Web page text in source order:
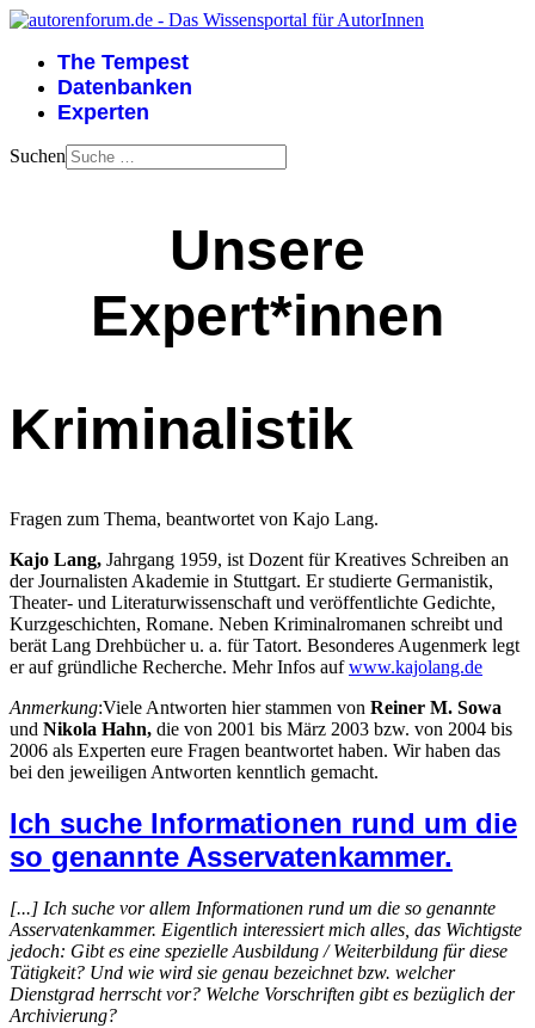
The Tempest
Datenbanken
Experten
Suchen
Unsere
Expert*innen
Kriminalistik
Fragen zum Thema, beantwortet von Kajo Lang.
Kajo Lang, Jahrgang 1959, ist Dozent für Kreatives Schreiben an
der Journalisten Akademie in Stuttgart. Er studierte Germanistik,
Theater- und Literaturwissenschaft und veröffentlichte Gedichte,
Kurzgeschichten, Romane. Neben Kriminalromanen schreibt und
berät Lang Drehbücher u. a. für Tatort. Besonderes Augenmerk legt
er auf gründliche Recherche. Mehr Infos aufwww.kajolang.de
Anmerkung:Viele Antworten hier stammen von Reiner M. Sowa
und Nikola Hahn, die von 2001 bis März 2003 bzw. von 2004 bis
2006 als Experten eure Fragen beantwortet haben. Wir haben das
bei den jeweiligen Antworten kenntlich gemacht.
Ich suche Informationen rund um die
so genannte Asservatenkammer.
[...] Ich suche vor allem Informationen rund um die so genannte
Asservatenkammer. Eigentlich interessiert mich alles, das Wichtigste
jedoch: Gibt es eine spezielle Ausbildung / Weiterbildung für diese
Tätigkeit? Und wie wird sie genau bezeichnet bzw. welcher
Dienstgrad herrscht vor? Welche Vorschriften gibt es bezüglich der
Archivierung?